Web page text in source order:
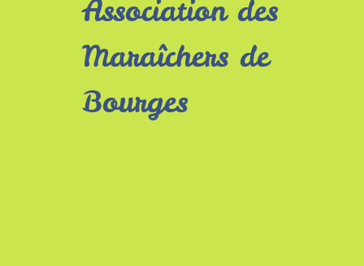
Association des
Maraîchers de
Bourges